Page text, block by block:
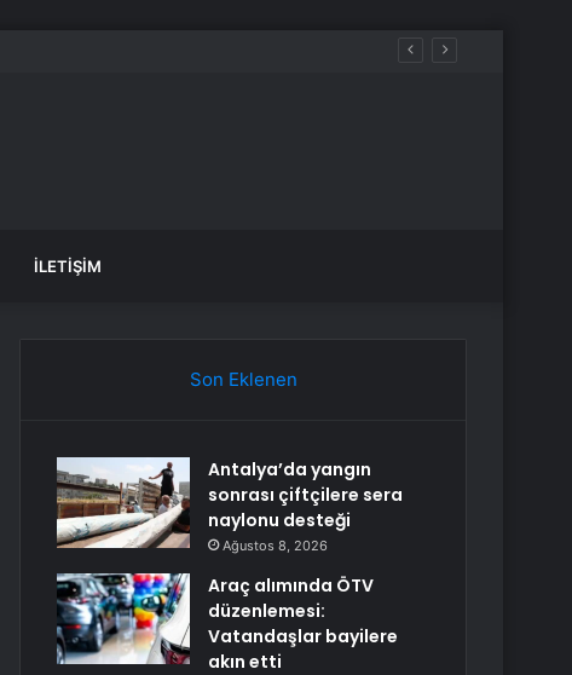
İLETIŞIM
Son Eklenen
Antalya’da yangın
sonrası çiftçilere sera
naylonu desteği
Ağustos 8, 2026
Araç alımında ÖTV
düzenlemesi:
Vatandaşlar bayilere
akın etti